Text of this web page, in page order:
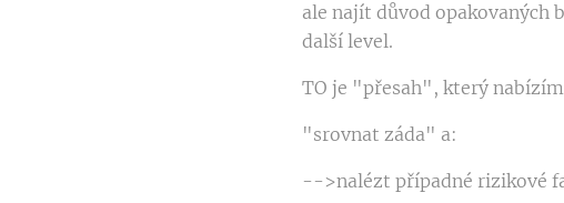
ale najít důvod opakovaných
další level.
TO je "přesah", který
"srovnat záda" a:
-->nalézt případné rizikové